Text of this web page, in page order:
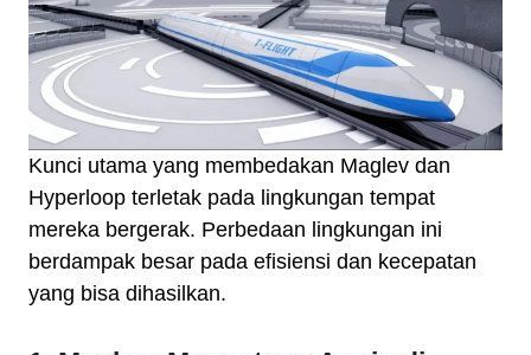
Kunci utama yang membedakan Maglev dan
Hyperloop terletak pada lingkungan tempat
mereka bergerak. Perbedaan lingkungan ini
berdampak besar pada efisiensi dan kecepatan
yang bisa dihasilkan.